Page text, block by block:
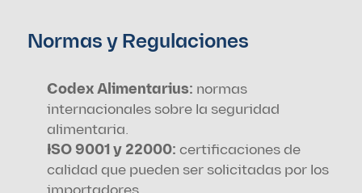
Normas y Regulaciones
Codex Alimentarius: normas
internacionales sobre la seguridad
alimentaria.
ISO 9001 y 22000: certificaciones de
calidad que pueden ser solicitadas por los